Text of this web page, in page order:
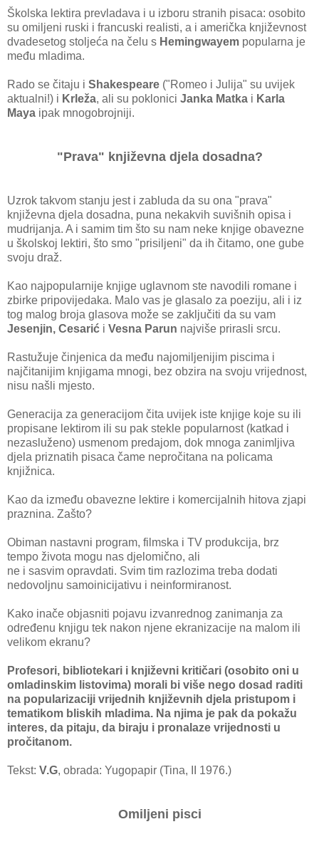
Školska lektira prevladava i u izboru stranih pisaca: osobito
su omiljeni ruski i francuski realisti, a i američka književnost
dvadesetog stoljeća na čelu s Hemingwayem popularna je
među mladima.
Rado se čitaju i Shakespeare ("Romeo i Julija" su uvijek
aktualni!) i Krleža, ali su poklonici Janka Matka i Karla
Maya ipak mnogobrojniji.
"Prava" književna djela dosadna?
Uzrok takvom stanju jest i zabluda da su ona "prava"
književna djela dosadna, puna nekakvih suvišnih opisa i
mudrijanja. A i samim tim što su nam neke knjige obavezne
u školskoj lektiri, što smo "prisiljeni" da ih čitamo, one gube
svoju draž.
Kao najpopularnije knjige uglavnom ste navodili romane i
zbirke pripovijedaka. Malo vas je glasalo za poeziju, ali i iz
tog malog broja glasova može se zaključiti da su vam
Jesenjin, Cesarić i Vesna Parun najviše prirasli srcu.
Rastužuje činjenica da među najomiljenijim piscima i
najčitanijim knjigama mnogi, bez obzira na svoju vrijednost,
nisu našli mjesto.
Generacija za generacijom čita uvijek iste knjige koje su ili
propisane lektirom ili su pak stekle popularnost (katkad i
nezasluženo) usmenom predajom, dok mnoga zanimljiva
djela priznatih pisaca čame nepročitana na policama
knjižnica.
Kao da između obavezne lektire i komercijalnih hitova zjapi
praznina. Zašto?
Obiman nastavni program, filmska i TV produkcija, brz
tempo života mogu nas djelomično, ali
ne i sasvim opravdati. Svim tim razlozima treba dodati
nedovoljnu samoinicijativu i neinformiranost.
Kako inače objasniti pojavu izvanrednog zanimanja za
određenu knjigu tek nakon njene ekranizacije na malom ili
velikom ekranu?
Profesori, bibliotekari i književni kritičari (osobito oni u
omladinskim listovima) morali bi više nego dosad raditi
na popularizaciji vrijednih književnih djela pristupom i
tematikom bliskih mladima. Na njima je pak da pokažu
interes, da pitaju, da biraju i pronalaze vrijednosti u
pročitanom.
Tekst: V.G, obrada: Yugopapir (Tina, II 1976.)
Omiljeni pisci